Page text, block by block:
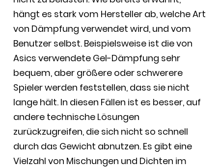
hängt es stark vom Hersteller ab, welche Art
von Dämpfung verwendet wird, und vom
Benutzer selbst. Beispielsweise ist die von
Asics verwendete Gel-Dämpfung sehr
bequem, aber größere oder schwerere
Spieler werden feststellen, dass sie nicht
lange hält. In diesen Fällen ist es besser, auf
andere technische Lösungen
zurückzugreifen, die sich nicht so schnell
durch das Gewicht abnutzen. Es gibt eine
Vielzahl von Mischungen und Dichten im